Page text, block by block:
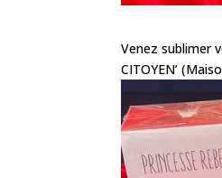
Venez sublimer
CITOYEN’